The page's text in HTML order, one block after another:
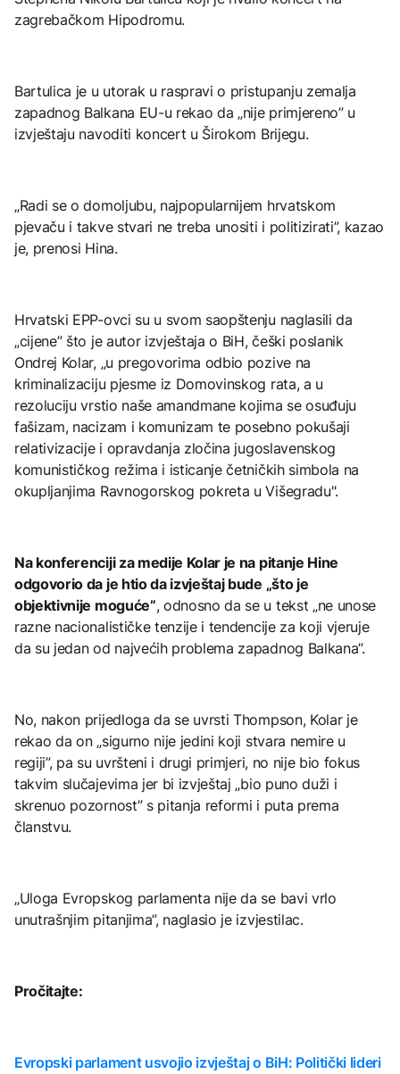
zagrebačkom Hipodromu.
Bartulica je u utorak u raspravi o pristupanju zemalja
zapadnog Balkana EU-u rekao da „nije primjereno” u
izvještaju navoditi koncert u Širokom Brijegu.
„Radi se o domoljubu, najpopularnijem hrvatskom
pjevaču i takve stvari ne treba unositi i politizirati”, kazao
je, prenosi Hina.
Hrvatski EPP-ovci su u svom saopštenju naglasili da
„cijene” što je autor izvještaja o BiH, češki poslanik
Ondrej Kolar, „u pregovorima odbio pozive na
kriminalizaciju pjesme iz Domovinskog rata, a u
rezoluciju vrstio naše amandmane kojima se osuđuju
fašizam, nacizam i komunizam te posebno pokušaji
relativizacije i opravdanja zločina jugoslavenskog
komunističkog režima i isticanje četničkih simbola na
okupljanjima Ravnogorskog pokreta u Višegradu".
Na konferenciji za medije Kolar je na pitanje Hine
odgovorio da je htio da izvještaj bude „što je
objektivnije moguće”, odnosno da se u tekst „ne unose
razne nacionalističke tenzije i tendencije za koji vjeruje
da su jedan od najvećih problema zapadnog Balkana”.
No, nakon prijedloga da se uvrsti Thompson, Kolar je
rekao da on „sigurno nije jedini koji stvara nemire u
regiji”, pa su uvršteni i drugi primjeri, no nije bio fokus
takvim slučajevima jer bi izvještaj „bio puno duži i
skrenuo pozornost” s pitanja reformi i puta prema
članstvu.
„Uloga Evropskog parlamenta nije da se bavi vrlo
unutrašnjim pitanjima”, naglasio je izvjestilac.
Pročitajte:
Evropski parlament usvojio izvještaj o BiH: Politički lideri